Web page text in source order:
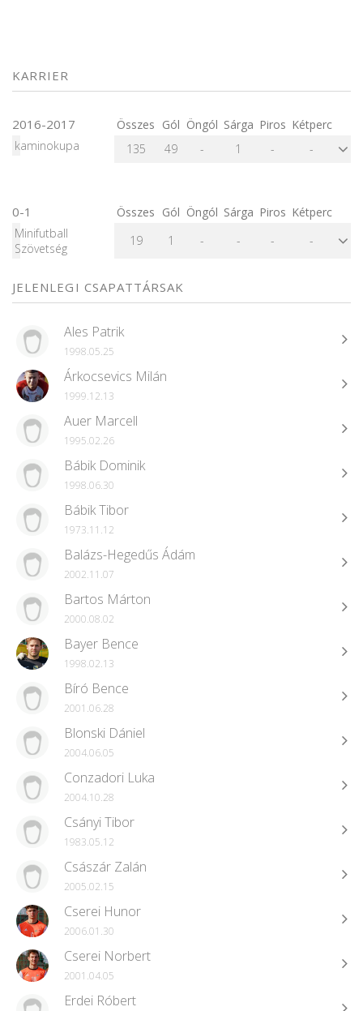
KARRIER
2016-2017 Összes Gól Öngól Sárga Piros Kétperc
kaminokupa
135 49 - 1 - -
0-1 Összes Gól Öngól Sárga Piros Kétperc
Minifutball
Szövetség
19 1 - - - -
JELENLEGI CSAPATTÁRSAK
Ales Patrik
1998.05.25
Árkocsevics Milán
1999.12.13
Auer Marcell
1995.02.26
Bábik Dominik
1998.06.30
Bábik Tibor
1973.11.12
Balázs-Hegedűs Ádám
2002.11.07
Bartos Márton
2000.08.02
Bayer Bence
1998.02.13
Bíró Bence
2001.06.28
Blonski Dániel
2004.06.05
Conzadori Luka
2004.10.28
Csányi Tibor
1983.05.12
Császár Zalán
2005.02.15
Cserei Hunor
2006.01.30
Cserei Norbert
2001.04.05
Erdei Róbert